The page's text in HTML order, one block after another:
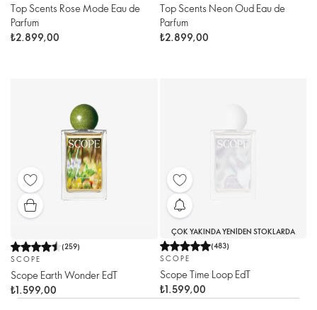
Top Scents Rose Mode Eau de
Parfum
₺2.899,00
Top Scents Neon Oud Eau de
Parfum
₺2.899,00
(259)
SCOPE
Scope Earth Wonder EdT
₺1.599,00
ÇOK YAKINDA YENIDEN STOKLARDA
(483)
SCOPE
Scope Time Loop EdT
₺1.599,00